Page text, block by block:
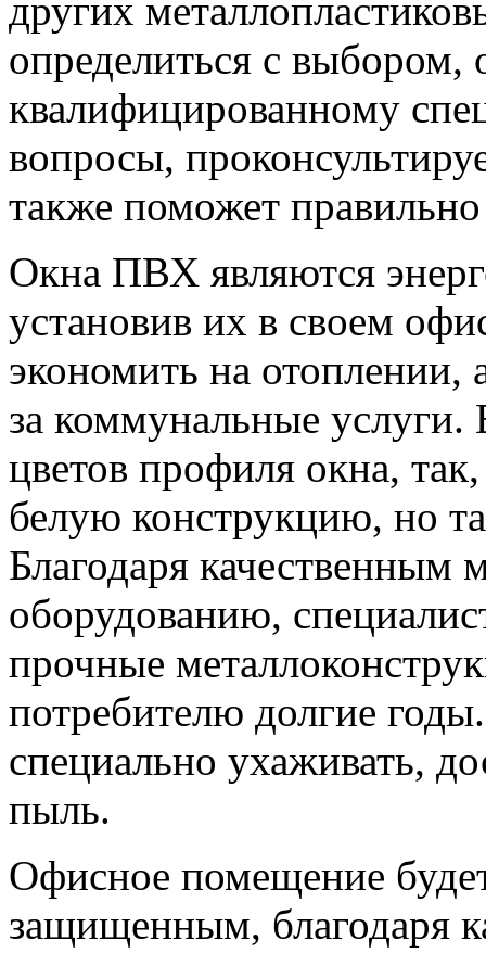
других
определиться с выбором,
квалифицированному
вопросы,
также поможет правильно
Окна ПВХ являются
установив их в своем
экономить на отоплении,
за коммунальные услуги.
цветов профиля окна,
белую конструкцию, но
Благодаря качественным
оборудованию,
прочные
потребителю долгие
специально ухаживать,
пыль.
Офисное помещение
защищенным, благодаря